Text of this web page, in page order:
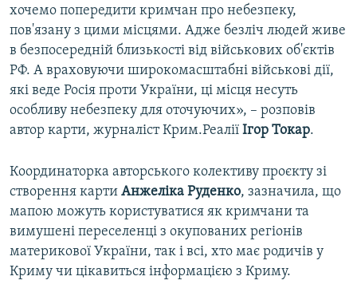
хочемо попередити кримчан про небезпеку,
пов'язану з цими місцями. Адже безліч людей живе
в безпосередній близькості від військових об'єктів
РФ. А враховуючи широкомасштабні військові дії,
які веде Росія проти України, ці місця несуть
особливу небезпеку для оточуючих», – розповів
автор карти, журналіст Крим.Реалії Ігор Токар.
Координаторка авторського колективу проєкту зі
створення карти Анжеліка Руденко, зазначила, що
мапою можуть користуватися як кримчани та
вимушені переселенці з окупованих регіонів
материкової України, так і всі, хто має родичів у
Криму чи цікавиться інформацією з Криму.